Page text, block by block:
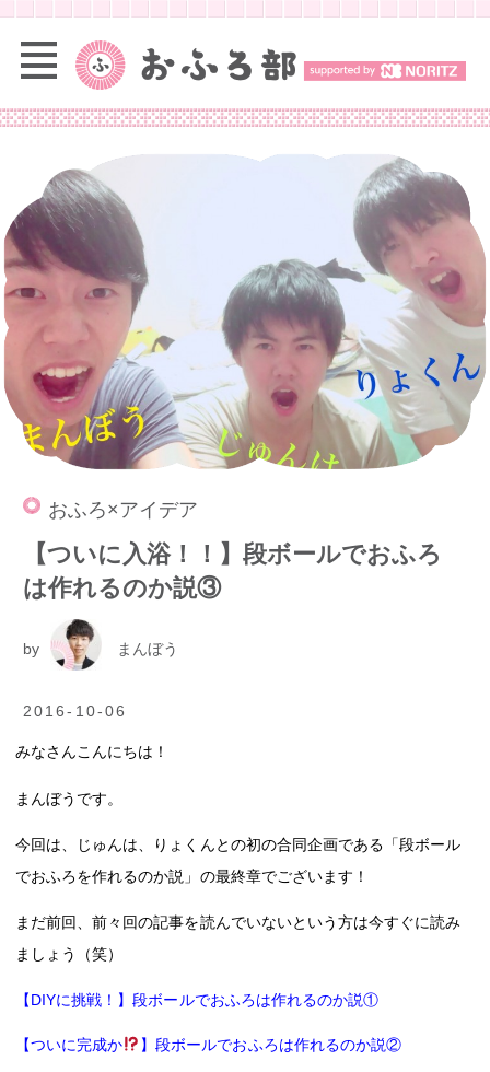
おふろ×アイデア
【ついに入浴！！】段ボールでおふろ
は作れるのか説③
by まんぼう
2016-10-06
みなさんこんにちは！
まんぼうです。
今回は、じゅんは、りょくんとの初の合同企画である「段ボール
でおふろを作れるのか説」の最終章でございます！
まだ前回、前々回の記事を読んでいないという方は今すぐに読み
ましょう（笑）
【DIYに挑戦！】段ボールでおふろは作れるのか説①
【ついに完成か 】段ボールでおふろは作れるのか説②